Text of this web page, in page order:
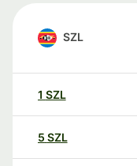
SZL
1 SZL
5 SZL